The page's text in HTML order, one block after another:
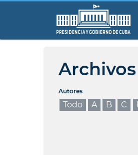
Autores
Todo A B C